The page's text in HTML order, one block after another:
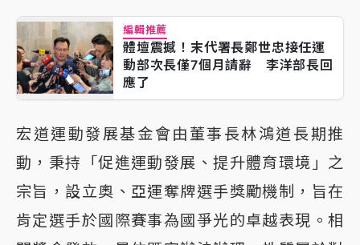
編輯推薦
體壇震撼！末代署長鄭世忠接任運
動部次長僅7個月請辭 李洋部長回
應了
宏道運動發展基金會由董事長林鴻道長期推
動，秉持「促進運動發展、提升體育環境」之
宗旨，設立奧、亞運奪牌選手獎勵機制，旨在
肯定選手於國際賽事為國爭光的卓越表現。相